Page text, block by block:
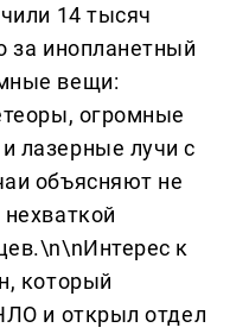
14 тысяч
за инопланетный
вещи:
огромные
лазерные лучи с
объясняют не
к
который
и открыл отдел